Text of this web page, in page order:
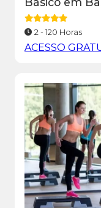
2 - 120 Horas
ACESSO